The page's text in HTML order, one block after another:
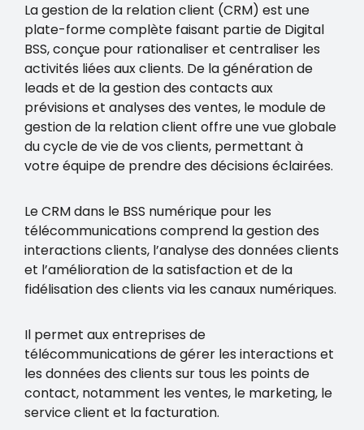
La gestion de la relation client (CRM) est une
plate-forme complète faisant partie de Digital
BSS, conçue pour rationaliser et centraliser les
activités liées aux clients. De la génération de
leads et de la gestion des contacts aux
prévisions et analyses des ventes, le module de
gestion de la relation client offre une vue globale
du cycle de vie de vos clients, permettant à
votre équipe de prendre des décisions éclairées.
Le CRM dans le BSS numérique pour les
télécommunications comprend la gestion des
interactions clients, l’analyse des données clients
et l’amélioration de la satisfaction et de la
fidélisation des clients via les canaux numériques.
Il permet aux entreprises de
télécommunications de gérer les interactions et
les données des clients sur tous les points de
contact, notamment les ventes, le marketing, le
service client et la facturation.